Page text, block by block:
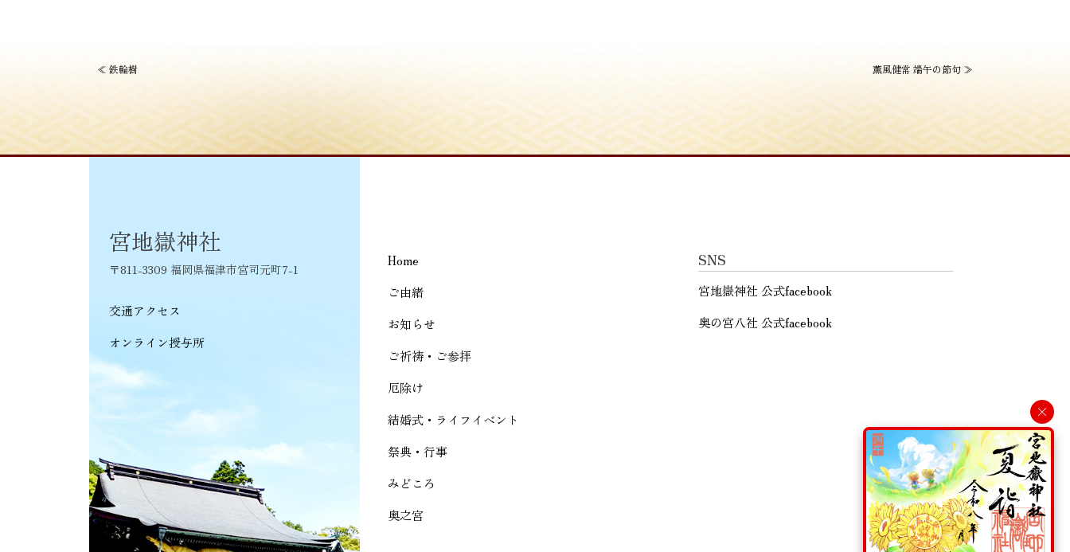
投
ナ
ビ
シ
ョ
ン
≪ 鉄輪樹 薫風健常 端午の節句 ≫
Home
ご由緒
お知らせ
ご祈祷・ご参拝
厄除け
結婚式・ライフイベント
祭典・行事
みどころ
奥之宮
SNS
宮地嶽神社 公式facebook
奥の宮八社 公式facebook
宮地嶽神社
〒811-3309 福岡県福津市宮司元町7-1
交通アクセス
オンライン授与所
×